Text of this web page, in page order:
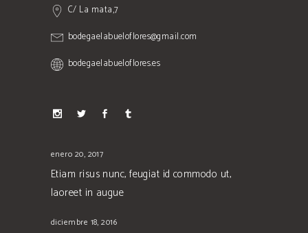
C/ La mata,7
bodegaelabueloflores@gmail.com
bodegaelabueloflores.es
enero 20, 2017
Etiam risus nunc, feugiat id commodo ut,
laoreet in augue
diciembre 18, 2016